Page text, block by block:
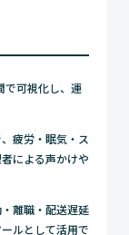
で可視化し、運
疲労・眠気・ス
による声かけや
離職・配送遅延
ルとして活用で